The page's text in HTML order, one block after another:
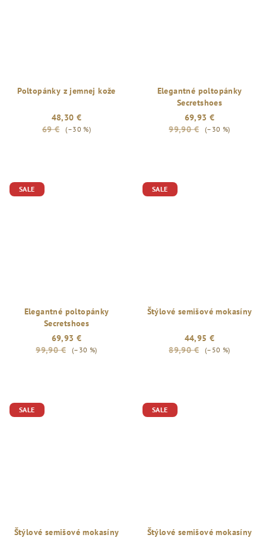
Poltopánky z jemnej kože
48,30 €
69 €
(–30 %)
Elegantné poltopánky
Secretshoes
69,93 €
99,90 €
(–30 %)
SALE
Elegantné poltopánky
Secretshoes
69,93 €
99,90 €
(–30 %)
SALE
Štýlové semišové mokasíny
44,95 €
89,90 €
(–50 %)
SALE
Štýlové semišové mokasíny
SALE
Štýlové semišové mokasíny